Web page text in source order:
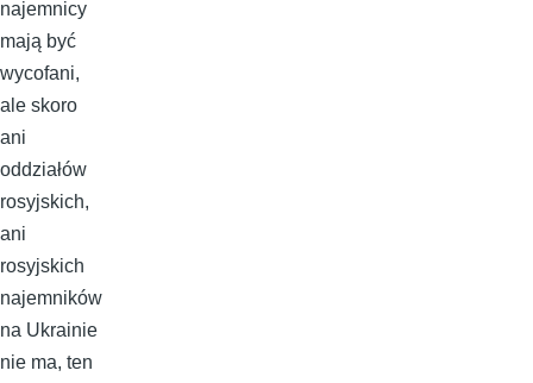
najemnicy
mają być
wycofani,
ale skoro
ani
oddziałów
rosyjskich,
ani
rosyjskich
najemników
na Ukrainie
nie ma, ten